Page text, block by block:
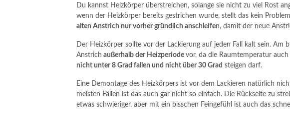
Du kannst Heizkörper überstreichen, solange sie nicht zu viel Rost
wenn der Heizkörper bereits gestrichen wurde, stellt das kein
alten Anstrich nur vorher gründlich anschleifen, damit der neue
Der Heizkörper sollte vor der Lackierung auf jeden Fall kalt sein. Am
Anstrich außerhalb der Heizperiodevor, da die Raumtemperatur
nicht unter 8 Grad fallen und nicht über 30 Grad steigen darf.
Eine Demontage des Heizkörpers ist vor dem Lackieren natürlich
meisten Fällen ist das auch gar nicht so einfach. Die Rückseite zu
etwas schwieriger, aber mit ein bisschen Feingefühl ist auch das